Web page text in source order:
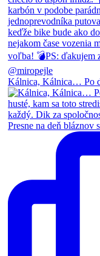
Kálnica, Kálnica… Po
Presne na deň